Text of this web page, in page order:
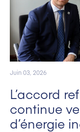
Juin 03, 2026
L’accord
continue
d’énergie